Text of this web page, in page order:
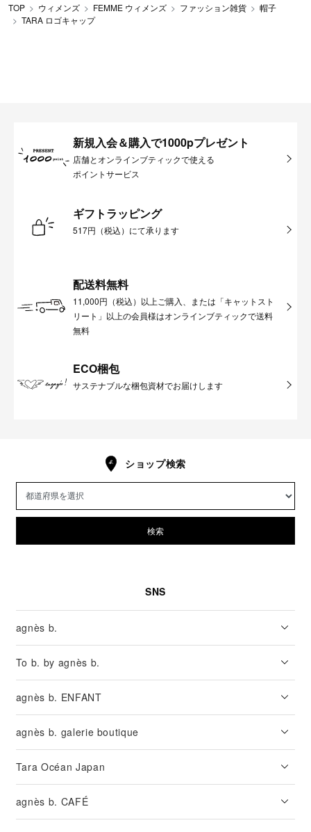
TOP ウィメンズ FEMME ウィメンズ ファッション雑貨
帽子
TARA ロゴキャップ
新規入会＆購入で1000pプレゼント
店舗とオンラインブティックで使える
ポイントサービス
ギフトラッピング
517円（税込）にて承ります
配送料無料
11,000円（税込）以上ご購入、または「キャットスト
リート」以上の会員様はオンラインブティックで送料
無料
ECO梱包
サステナブルな梱包資材でお届けします
ショップ検索
検索
SNS
agnès b.
To b. by agnès b.
agnès b. ENFANT
agnès b. galerie boutique
Tara Océan Japan
agnès b. CAFÉ